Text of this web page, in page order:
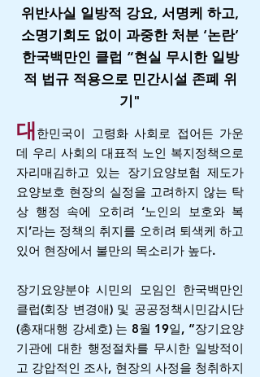
위반사실 일방적 강요, 서명케 하고,
소명기회도 없이 과중한 처분 ‘논란’
한국백만인 클럽 “현실 무시한 일방
적 법규 적용으로 민간시설 존폐 위
기"
대 한민국이 고령화 사회로 접어든 가운
데 우리 사회의 대표적 노인 복지정책으로
자리매김하고 있는 장기요양보험 제도가
요양보호 현장의 실정을 고려하지 않는 탁
상 행정 속에 오히려 ‘노인의 보호와 복
지’라는 정책의 취지를 오히려 퇴색케 하고
있어 현장에서 불만의 목소리가 높다.
장기요양분야 시민의 모임인 한국백만인
클럽(회장 변경애) 및 공공정책시민감시단
(총재대행 강세호) 는 8월 19일, “장기요양
기관에 대한 행정절차를 무시한 일방적이
고 강압적인 조사, 현장의 사정을 청취하지